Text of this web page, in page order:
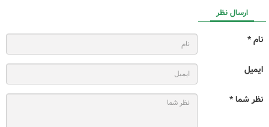
ارسال نظر
نام *
ایمیل
نظر شما *